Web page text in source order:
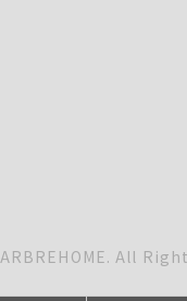
ARBREHOME. All